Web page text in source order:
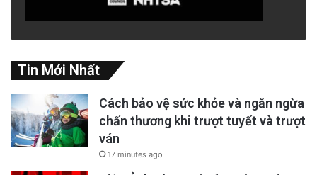
Tin Mới Nhất
Cách bảo vệ sức khỏe và ngăn ngừa
chấn thương khi trượt tuyết và trượt
ván
17 minutes ago